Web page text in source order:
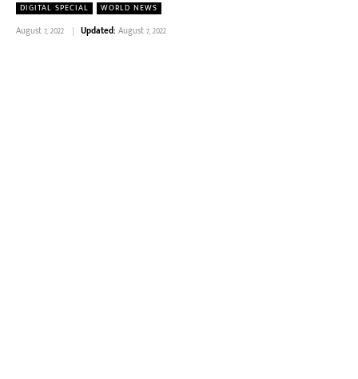
DIGITAL SPECIAL WORLD NEWS
August 7, 2022 Updated: August 7, 2022